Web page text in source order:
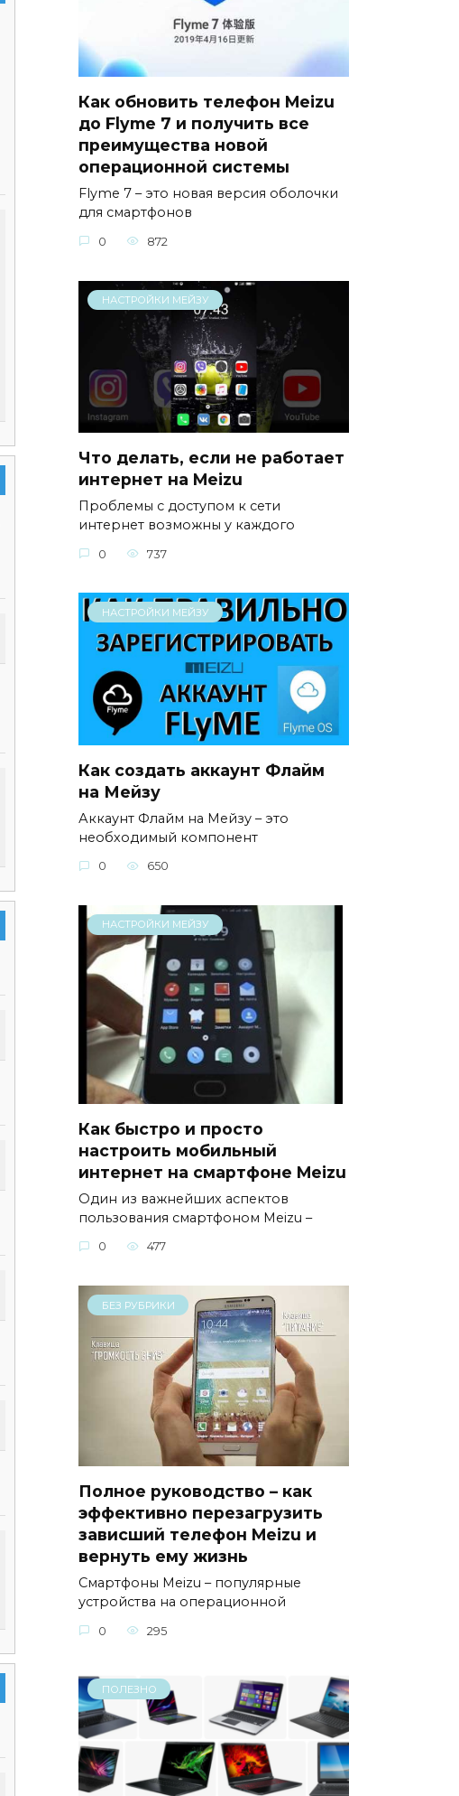
Как обновить телефон Meizu
до Flyme 7 и получить все
преимущества новой
операционной системы
Flyme 7 – это новая версия оболочки
для смартфонов
0 872
НАСТРОЙКИ МЕЙЗУ
Что делать, если не работает
интернет на Meizu
Проблемы с доступом к сети
интернет возможны у каждого
0 737
НАСТРОЙКИ МЕЙЗУ
Как создать аккаунт Флайм
на Мейзу
Аккаунт Флайм на Мейзу – это
необходимый компонент
0 650
НАСТРОЙКИ МЕЙЗУ
Как быстро и просто
настроить мобильный
интернет на смартфоне Meizu
Один из важнейших аспектов
пользования смартфоном Meizu –
0 477
БЕЗ РУБРИКИ
Полное руководство – как
эффективно перезагрузить
зависший телефон Meizu и
вернуть ему жизнь
Смартфоны Meizu – популярные
устройства на операционной
0 295
ПОЛЕЗНО